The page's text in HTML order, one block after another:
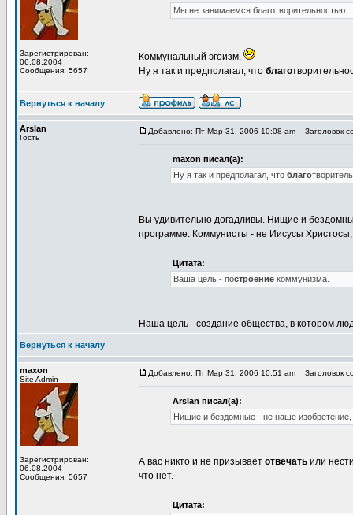
Зарегистрирован:
06.08.2004
Сообщения: 5657
Мы не занимаемся благотворительностью.
Коммунальный эгоизм.
Ну я так и предполагал, что благо
Вернуться к началу
Arslan
Гость
Добавлено: Пт Мар 31, 2006 10:08 am Заголовок
maxon писал(а):
Ну я так и предполагал, что благо
Вы удивительно догадливы. Нищие и
программе. Коммунисты - не Иисусы Христосы,
Цитата:
Ваша цель - построение коммунизма.
Наша цель - создание общества, в котором
Вернуться к началу
maxon
Site Admin
Зарегистрирован:
06.08.2004
Сообщения: 5657
Добавлено: Пт Мар 31, 2006 10:51 am Заголовок
Arslan писал(а):
Нищие и бездомные - не наше изобретение,
А вас никто и не призывает отвечать или
что нет.
Цитата: